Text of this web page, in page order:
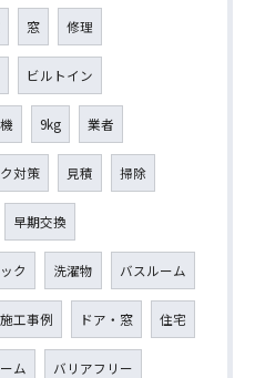
窓 修理
ビルトイン
9kg 業者
対策 見積 掃除
早期交換
ク 洗濯物 バスルーム
施工事例 ドア・窓 住宅
ム バリアフリー